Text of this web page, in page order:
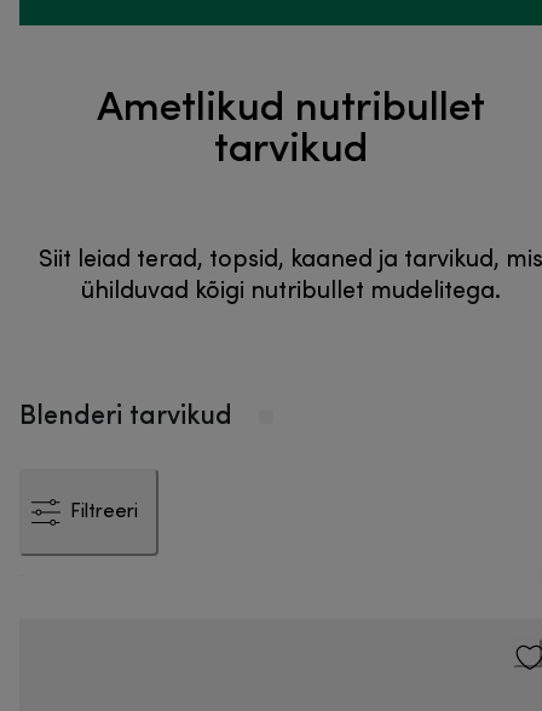
Ametlikud nutribullet
tarvikud
Siit leiad terad, topsid, kaaned ja tarvikud, mis
ühilduvad kõigi nutribullet mudelitega.
Blenderi tarvikud
Filtreeri